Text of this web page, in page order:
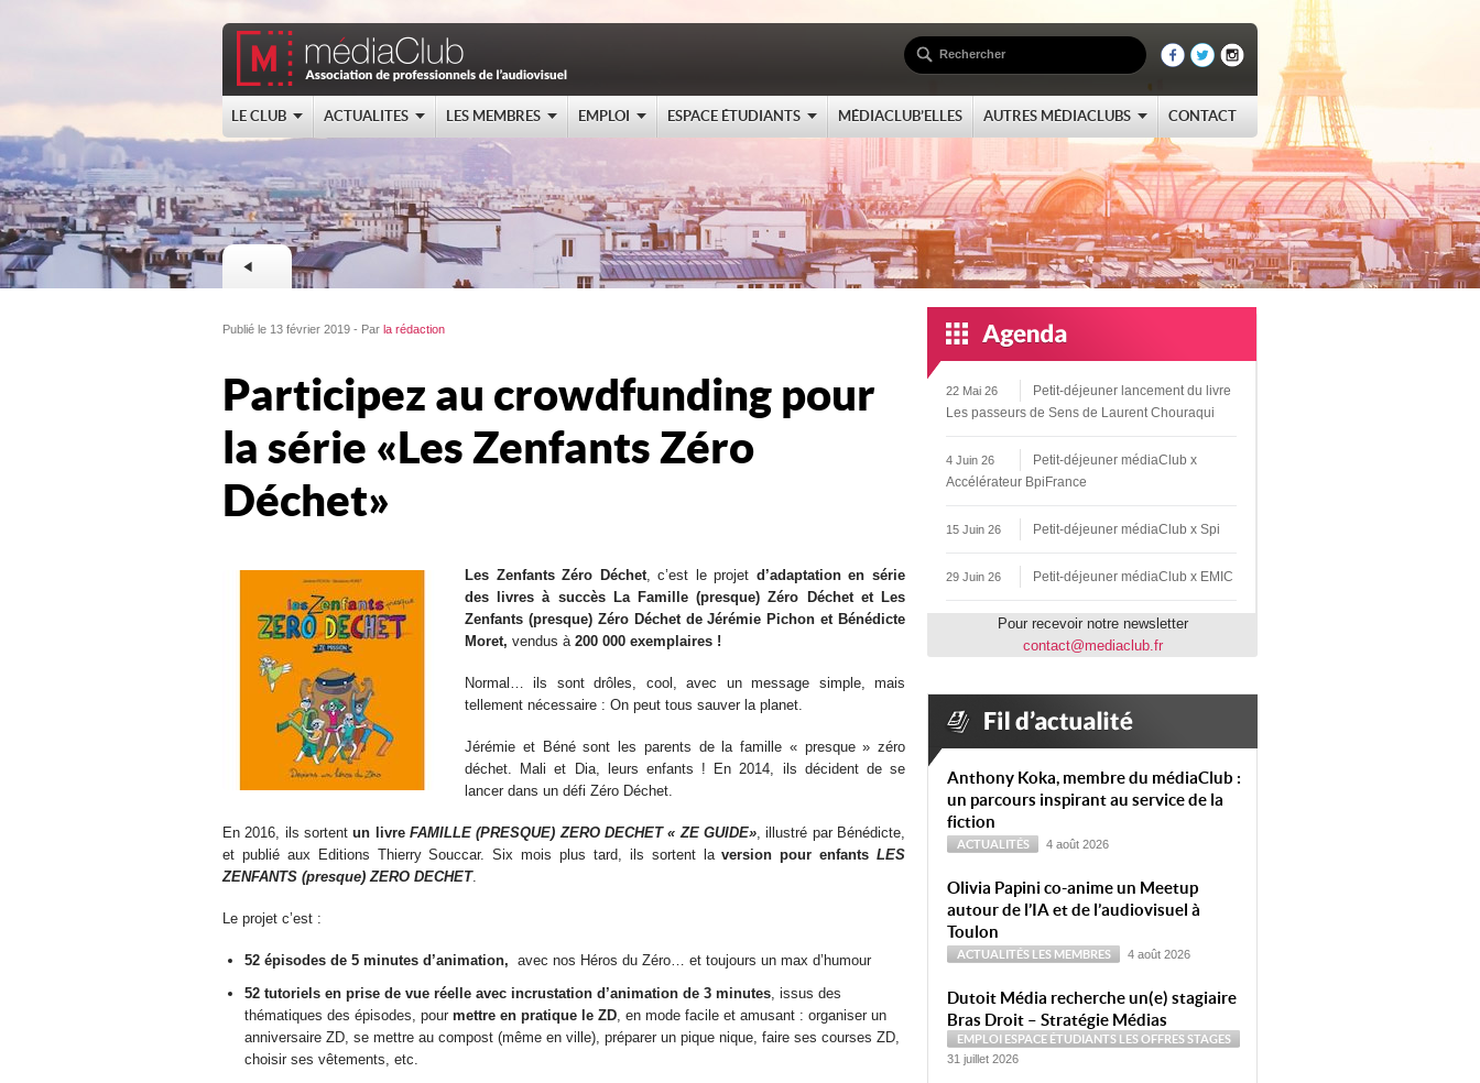
LE CLUB ACTUALITES LES MEMBRES EMPLOI ESPACE ÉTUDIANTS MÉDIACLUB’ELLES AUTRES MÉDIACLUBS CONTACT
Publié le 13 février 2019 - Par la rédaction
Participez au crowdfunding pour
la série « Les Zenfants Zéro
Déchet »
Les Zenfants Zéro Déchet, c’est le projet d’adaptation en série
des livres à succès La Famille (presque) Zéro Déchet et Les
Zenfants (presque) Zéro Déchet de Jérémie Pichon et Bénédicte
Moret, vendus à 200 000 exemplaires !
Normal… ils sont drôles, cool, avec un message simple, mais
tellement nécessaire : On peut tous sauver la planet.
Jérémie et Béné sont les parents de la famille « presque » zéro
déchet. Mali et Dia, leurs enfants !
En 2014, ils décident de se
lancer dans un défi Zéro Déchet.
En 2016, ils sortentun livreFAMILLE (PRESQUE) ZERO DECHET « ZE GUIDE», illustré par Bénédicte,
et publié aux Editions Thierry Souccar. Six mois plus tard, ils sortent laversion pour enfants LES
ZENFANTS (presque) ZERO DECHET.
Le projet c’est :
52 épisodes de 5 minutes d’animation, avec nos Héros du Zéro… et toujours un max d’humour
52 tutoriels en prise de vue réelle avec incrustation d’animation de 3 minutes, issus des
thématiques des épisodes, pour mettre en pratique le ZD, en mode facile et amusant : organiser un
anniversaire ZD, se mettre au compost (même en ville), préparer un pique nique, faire ses courses ZD,
choisir ses vêtements, etc.
22 Mai 26
Petit-déjeuner lancement du livre
Les passeurs de Sens de Laurent Chouraqui
4 Juin 26
Petit-déjeuner médiaClub x
Accélérateur BpiFrance
15 Juin 26 Petit-déjeuner médiaClub x Spi
29 Juin 26 Petit-déjeuner médiaClub x EMIC
Pour recevoir notre newsletter
contact@mediaclub.fr
Anthony Koka, membre du médiaClub :
un parcours inspirant au service de la
fiction
ACTUALITÉS 4 août 2026
Olivia Papini co-anime un Meetup
autour de l’IA et de l’audiovisuel à
Toulon
ACTUALITÉS LES MEMBRES 4 août 2026
Dutoit Média recherche un(e) stagiaire
Bras Droit – Stratégie Médias
EMPLOI ESPACE ÉTUDIANTS LES OFFRESSTAGES
31 juillet 2026